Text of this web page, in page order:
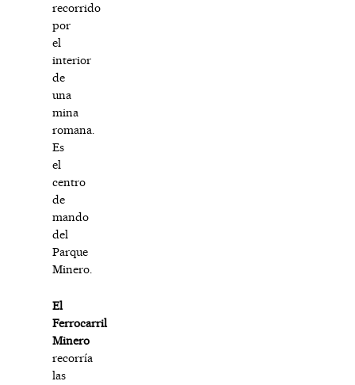
recorrido
por
el
interior
de
una
mina
romana.
Es
el
centro
de
mando
del
Parque
Minero.
El
Ferrocarril
Minero
recorría
las